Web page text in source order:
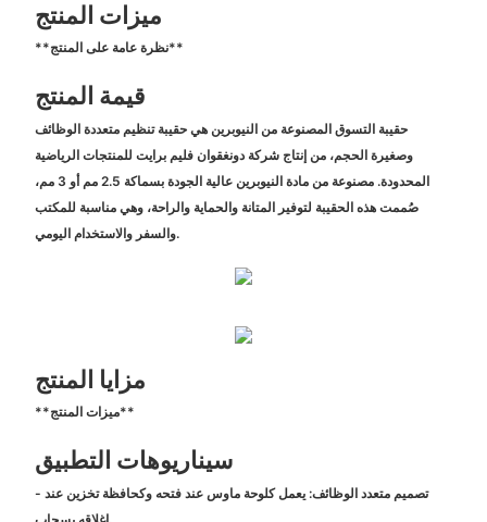
ميزات المنتج
**نظرة عامة على المنتج**
قيمة المنتج
حقيبة التسوق المصنوعة من النيوبرين هي حقيبة تنظيم متعددة الوظائف
وصغيرة الحجم، من إنتاج شركة دونغقوان فليم برايت للمنتجات الرياضية
المحدودة. مصنوعة من مادة النيوبرين عالية الجودة بسماكة 2.5 مم أو 3 مم،
صُممت هذه الحقيبة لتوفير المتانة والحماية والراحة، وهي مناسبة للمكتب
والسفر والاستخدام اليومي.
مزايا المنتج
**ميزات المنتج**
سيناريوهات التطبيق
- تصميم متعدد الوظائف: يعمل كلوحة ماوس عند فتحه وكحافظة تخزين عند
إغلاقه بسحاب.